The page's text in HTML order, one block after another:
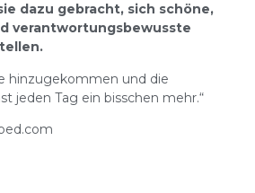
dazu gebracht, sich schöne,
verantwortungsbewusste
hinzugekommen und die
jeden Tag ein bisschen mehr.“